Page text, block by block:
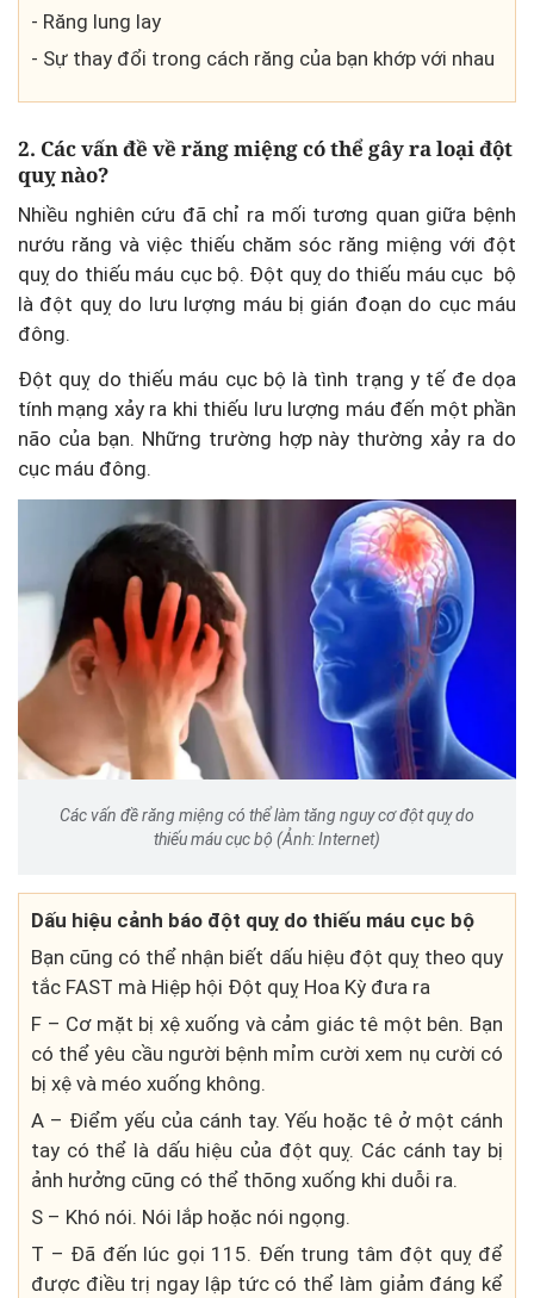
- Răng lung lay
- Sự thay đổi trong cách răng của bạn khớp với nhau
2. Các vấn đề về răng miệng có thể gây ra loại đột
quỵ nào?
Nhiều nghiên cứu đã chỉ ra mối tương quan giữa bệnh
nướu răng và việc thiếu chăm sóc răng miệng với đột
quỵ do thiếu máu cục bộ. Đột quỵ do thiếu máu cục bộ
là đột quỵ do lưu lượng máu bị gián đoạn do cục máu
đông.
Đột quỵ do thiếu máu cục bộ là tình trạng y tế đe dọa
tính mạng xảy ra khi thiếu lưu lượng máu đến một phần
não của bạn. Những trường hợp này thường xảy ra do
cục máu đông.
Các vấn đề răng miệng có thể làm tăng nguy cơ đột quỵ do
thiếu máu cục bộ (Ảnh: Internet)
Dấu hiệu cảnh báo đột quỵ do thiếu máu cục bộ
Bạn cũng có thể nhận biết dấu hiệu đột quỵ theo quy
tắc FAST mà Hiệp hội Đột quỵ Hoa Kỳ đưa ra
F – Cơ mặt bị xệ xuống và cảm giác tê một bên. Bạn
có thể yêu cầu người bệnh mỉm cười xem nụ cười có
bị xệ và méo xuống không.
A – Điểm yếu của cánh tay. Yếu hoặc tê ở một cánh
tay có thể là dấu hiệu của đột quỵ. Các cánh tay bị
ảnh hưởng cũng có thể thõng xuống khi duỗi ra.
S – Khó nói. Nói lắp hoặc nói ngọng.
T – Đã đến lúc gọi 115. Đến trung tâm đột quỵ để
được điều trị ngay lập tức có thể làm giảm đáng kể